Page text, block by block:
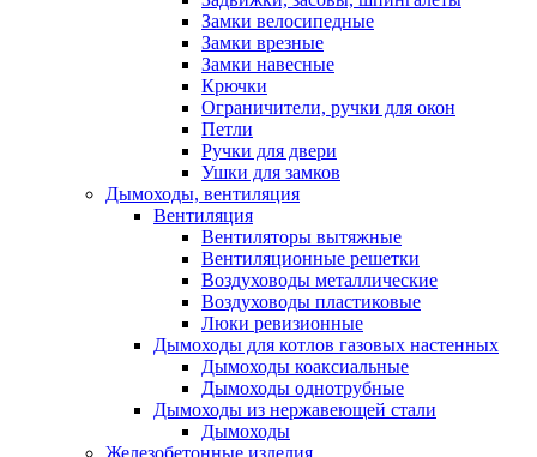
Замки велосипедные
Замки врезные
Замки навесные
Крючки
Ограничители, ручки для окон
Петли
Ручки для двери
Ушки для замков
Дымоходы, вентиляция
Вентиляция
Вентиляторы вытяжные
Вентиляционные решетки
Воздуховоды металлические
Воздуховоды пластиковые
Люки ревизионные
Дымоходы для котлов газовых настенных
Дымоходы коаксиальные
Дымоходы однотрубные
Дымоходы из нержавеющей стали
Дымоходы
Железобетонные изделия